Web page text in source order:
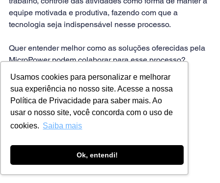
Usamos cookies para personalizar e melhorar
sua experiência no nosso site. Acesse a nossa
Política de Privacidade para saber mais. Ao
usar o nosso site, você concorda com o uso de
cookies. Saiba mais
Ok, entendi!
equipe motivada e produtiva, fazendo com que a
tecnologia seja indispensável nesse processo.
Quer entender melhor como as soluções oferecidas pela
MicroPower podem colaborar para esse processo?
Então,
acesse nossa página agora mesmo!
Que tal alavancar os resultados de sua empresa?
Conheça o Performa